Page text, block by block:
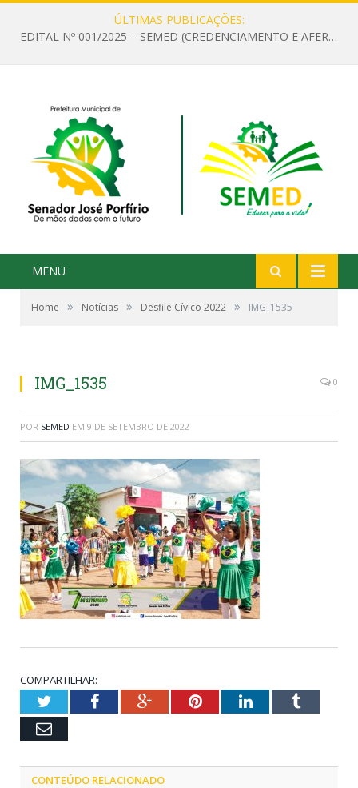
ÚLTIMAS PUBLICAÇÕES:
EDITAL Nº 001/2025 – SEMED (CREDENCIAMENTO E AFERIÇÃO DE CRITÉRIOS TÉCNICOS DE MÉRITO E DESEMPENHO PARA PROVIMENTO DO CARGO OU FUNÇÃO DE GESTOR ESCOLAR DAS UNIDADES DE ENSINO DA REDE MUNICIPAL DE SENADOR JO)
MENU
Home » Notícias » Desfile Cívico 2022 » IMG_1535
IMG_1535 0
POR SEMED EM 9 DE SETEMBRO DE 2022
COMPARTILHAR:
TwitterFacebookGoogle+PinterestLinkedInTumblr
Email
CONTEÚDO RELACIONADO